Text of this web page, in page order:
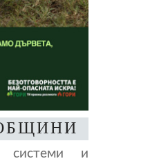
системи и